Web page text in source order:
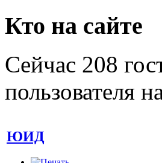
Кто на сайте
Сейчас 208
пользователя
ЮИД